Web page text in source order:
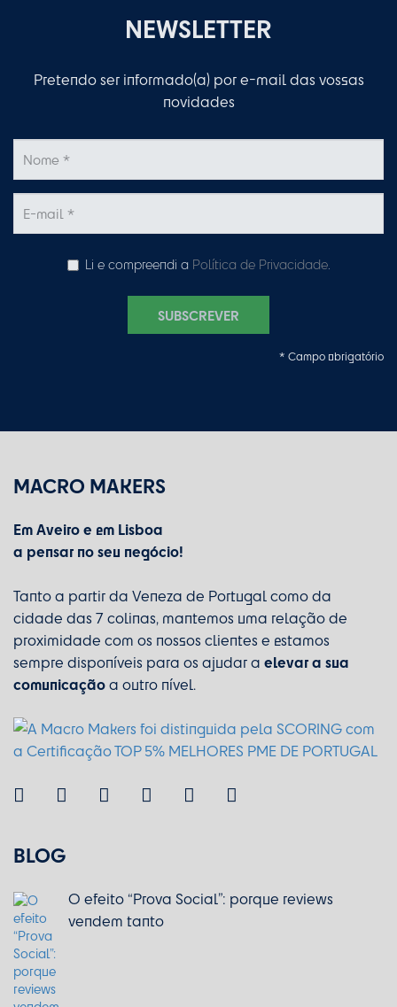
NEWSLETTER
Pretendo ser informado(a) por e-mail das vossas
novidades
Li e compreendi a Política de Privacidade.
SUBSCREVER
* Campo obrigatório
MACRO MAKERS
Em Aveiro e em Lisboa
a pensar no seu negócio!
Tanto a partir da Veneza de Portugal como da
cidade das 7 colinas, mantemos uma relação de
proximidade com os nossos clientes e estamos
sempre disponíveis para os ajudar a elevar a sua
comunicaçãoa outro nível.
BLOG
O efeito “Prova Social”: porque reviews
vendem tanto